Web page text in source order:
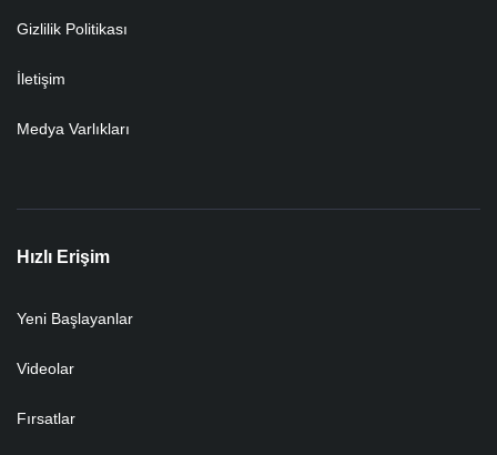
Gizlilik Politikası
İletişim
Medya Varlıkları
Hızlı Erişim
Yeni Başlayanlar
Videolar
Fırsatlar